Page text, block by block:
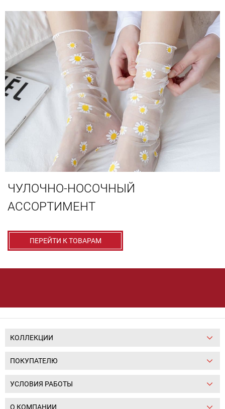
ЧУЛОЧНО-НОСОЧНЫЙ
АССОРТИМЕНТ
ПЕРЕЙТИ К ТОВАРАМ
КОЛЛЕКЦИИ
ПОКУПАТЕЛЮ
УСЛОВИЯ РАБОТЫ
О КОМПАНИИ